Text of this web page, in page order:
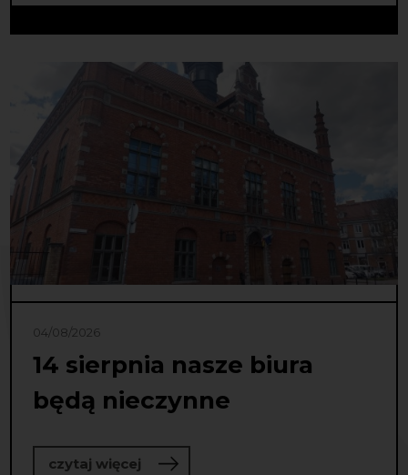
04/08/2026
14 sierpnia nasze biura
będą nieczynne
czytaj więcejo 14 sierpnia nasze biura będą